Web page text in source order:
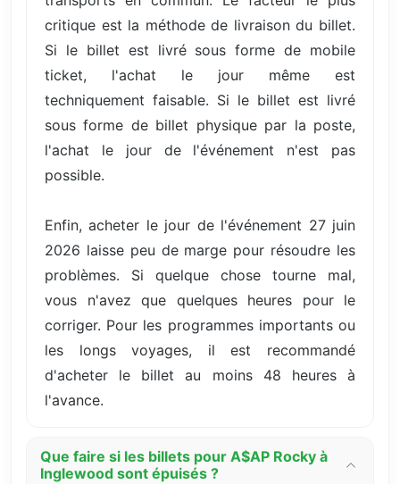
critique est la méthode de livraison du billet.
Si le billet est livré sous forme de mobile
ticket, l'achat le jour même est
techniquement faisable. Si le billet est livré
sous forme de billet physique par la poste,
l'achat le jour de l'événement n'est pas
possible.
Enfin, acheter le jour de l'événement 27 juin
2026 laisse peu de marge pour résoudre les
problèmes. Si quelque chose tourne mal,
vous n'avez que quelques heures pour le
corriger. Pour les programmes importants ou
les longs voyages, il est recommandé
d'acheter le billet au moins 48 heures à
l'avance.
Que faire si les billets pour A$AP Rocky à
Inglewood sont épuisés ?